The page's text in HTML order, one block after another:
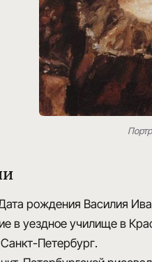
рождения Василия
в уездное училище в
Петербург.